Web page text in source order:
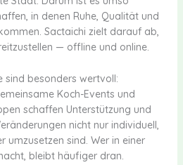
in denen Ruhe, Qualität und
Sactaichi zielt darauf ab,
— offline und online.
sind besonders wertvoll:
Koch-Events und
schaffen Unterstützung und
nicht nur individuell,
umzusetzen sind. Wer in einer
bleibt häufiger dran.